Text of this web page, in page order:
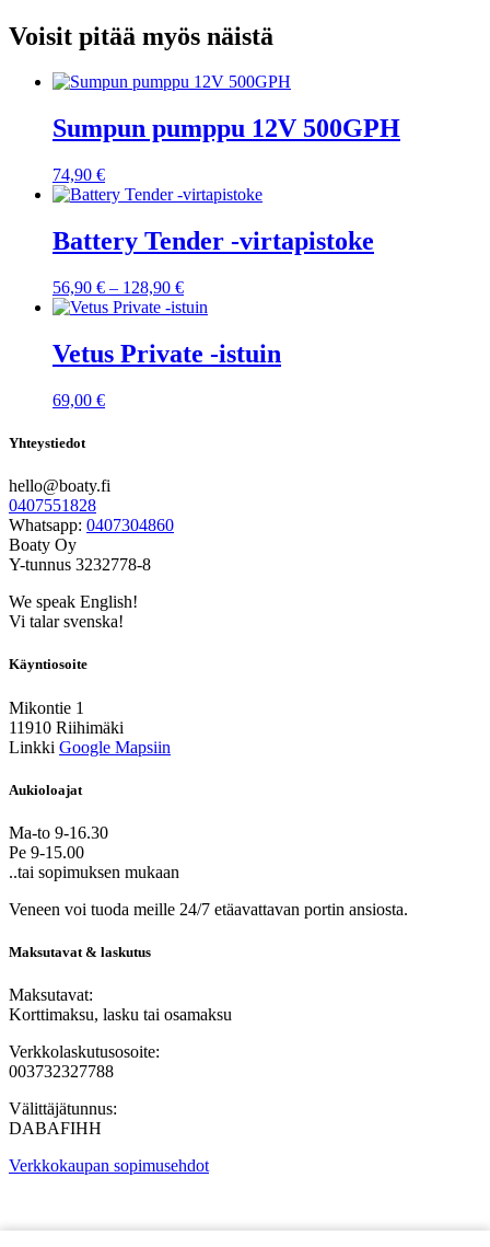
Voisit pitää myös näistä
Sumpun pumppu 12V 500GPH
74,90 €
Battery Tender -virtapistoke
56,90 € – 128,90 €Hintaluokka:
56,90 €
128,90 €
Vetus Private -istuin
69,00 €
Yhteystiedot
hello@boaty.fi
0407551828
Whatsapp: 0407304860
Boaty Oy
Y-tunnus 3232778-8
We speak English!
Vi talar svenska!
Käyntiosoite
Mikontie 1
11910 Riihimäki
Linkki Google Mapsiin
Aukioloajat
Ma-to 9-16.30
Pe 9-15.00
..tai sopimuksen mukaan
Veneen voi tuoda meille 24/7 etäavattavan portin ansiosta.
Maksutavat & laskutus
Maksutavat:
Korttimaksu, lasku tai osamaksu
Verkkolaskutusosoite:
003732327788
Välittäjätunnus:
DABAFIHH
Verkkokaupan sopimusehdot